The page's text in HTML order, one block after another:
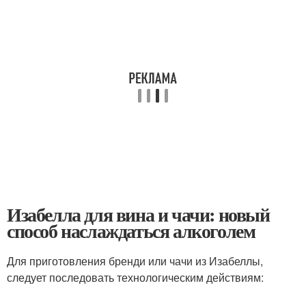
Изабелла для вина и чачи: новый
способ наслаждаться алкоголем
Для приготовления бренди или чачи из Изабеллы,
следует последовать технологическим действиям: